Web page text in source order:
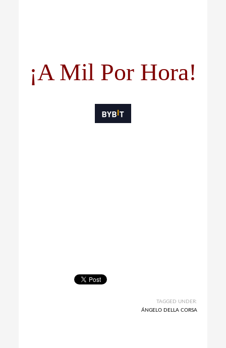
¡A Mil Por Hora!
TAGGED UNDER:
ÁNGELO DELLA CORSA